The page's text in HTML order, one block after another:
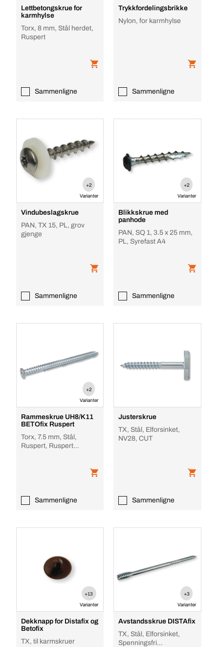
Lettbetongskrue for
karmhylse
Torx, 8 mm, Stål herdet,
Ruspert
Sammenligne
Trykkfordelingsbrikke
Nylon, for karmhylse
Sammenligne
+2
Varianter
Vindubeslagskrue
PAN, TX 15, PL, grov
gjenge
Sammenligne
+2
Varianter
Blikkskrue med
panhode
PAN, SQ 1, 3.5 x 25 mm,
PL, Syrefast A4
Sammenligne
+2
Varianter
Rammeskrue UH8/K11
BETOfix Ruspert
Torx, 7.5 mm, Stål,
Ruspert, Ruspert
Sammenligne
Justerskrue
TX, Stål, Elforsinket,
NV28, CUT
Sammenligne
+13
Varianter
Dekknapp for Distafix og
Betofix
TX, til karmskruer
+3
Varianter
Avstandsskrue DISTAfix
TX, Stål, Elforsinket,
Spenningsfri